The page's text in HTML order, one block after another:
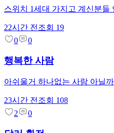
스위치 1세대 가지고 계신분들
22시간 전 조회 19
0
0
행복한 사람
아쉬울거 하나없는 사람 아닐
23시간 전 조회 108
2
0